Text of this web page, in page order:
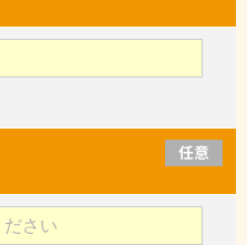
任意